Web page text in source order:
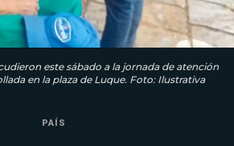
este sábado a la jornada de atención
en la plaza de Luque. Foto: Ilustrativa
PAÍS